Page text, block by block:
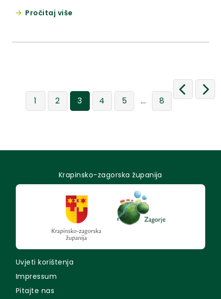
Pročitaj više
1 2 3 4 5 ... 8
Krapinsko-zagorska županija
Uvjeti korištenja
Impressum
Pitajte nas